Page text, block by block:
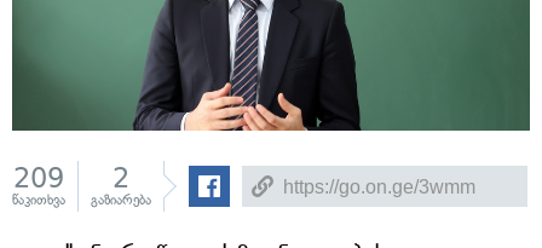
209
წაკითხვა
2
გაზიარება